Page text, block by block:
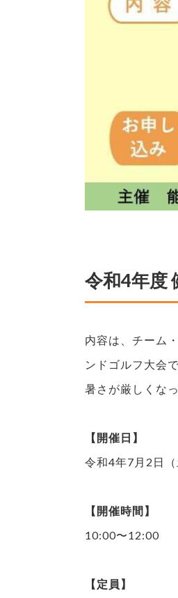
令和4年度
内容は、チーム
ンドゴルフ大会で
暑さが厳しくな
【開催日】
令和4年7月2日（
【開催時間】
10:00〜12:00
【定員】